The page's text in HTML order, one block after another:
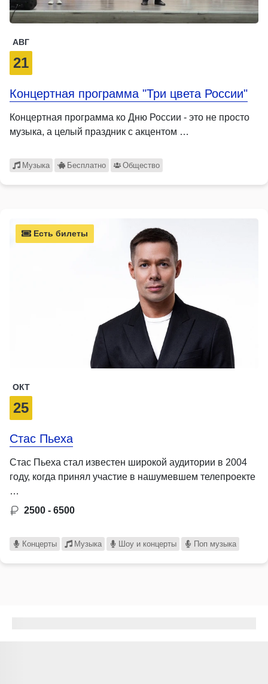
АВГ
21
Концертная программа "Три цвета России"
Концертная программа ко Дню России - это не просто
музыка, а целый праздник с акцентом …
Музыка Бесплатно Общество
Есть билеты
ОКТ
25
Стас Пьеха
Стас Пьеха стал известен широкой аудитории в 2004
году, когда принял участие в нашумевшем телепроекте
…
2500 - 6500
Концерты Музыка Шоу и концерты Поп музыка